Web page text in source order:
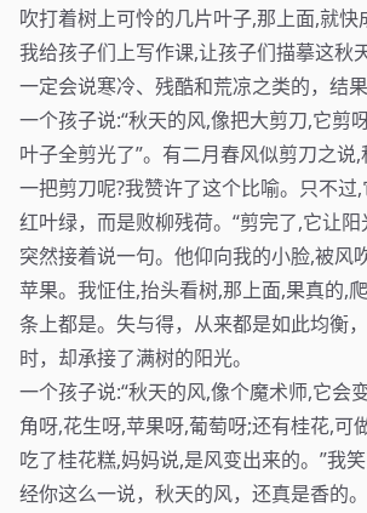
吹打着树上可怜的几片叶子,那上面,就快
我给孩子们上写作课,让孩子们描摹这秋
一定会说寒冷、残酷和荒凉之类的，结
一个孩子说:“秋天的风,像把大剪刀,它剪
叶子全剪光了”。有二月春风似剪刀之说
一把剪刀呢?我赞许了这个比喻。只不过
红叶绿，而是败柳残荷。“剪完了,它让
突然接着说一句。他仰向我的小脸,被风
苹果。我怔住,抬头看树,那上面,果真的,
条上都是。失与得，从来都是如此均衡
时，却承接了满树的阳光。
一个孩子说:“秋天的风,像个魔术师,它会
角呀,花生呀,苹果呀,葡萄呀;还有桂花,可
吃了桂花糕,妈妈说,是风变出来的。”我
经你这么一说，秋天的风，还真是香的